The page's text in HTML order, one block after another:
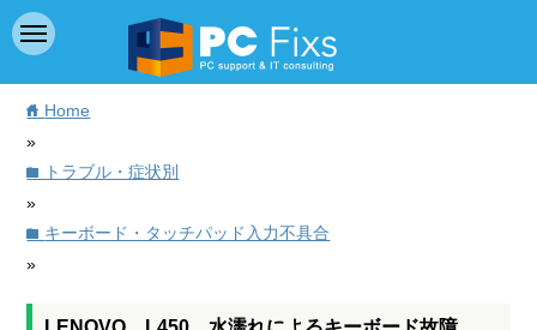
home Home
»
folder
トラブル・症状別
»
folder キーボード・タッチパッド入力不具合
»